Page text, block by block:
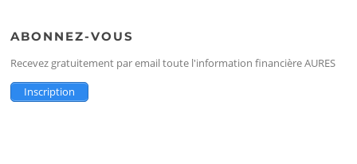
ABONNEZ-VOUS
Recevez gratuitement par email toute l'information financière AURES
Inscription